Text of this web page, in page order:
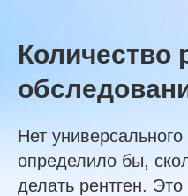
Количество
Нет
определило бы,
делать рентген.